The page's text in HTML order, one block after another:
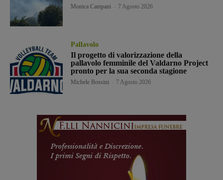
Monica Campani 7 Agosto 2026
Pallavolo
Il progetto di valorizzazione della
pallavolo femminile del Valdarno Project
pronto per la sua seconda stagione
Michele Bossini 7 Agosto 2026